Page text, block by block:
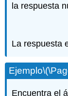
la respuesta
La respuesta
Ejemplo
Encuentra el